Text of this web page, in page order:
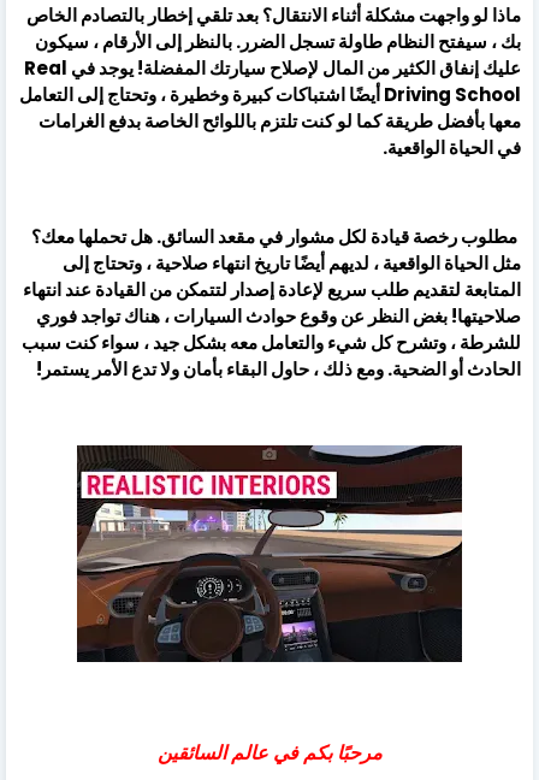
ماذا لو واجهت مشكلة أثناء الانتقال؟ بعد تلقي إخطار بالتصادم الخاص
بك ، سيفتح النظام طاولة تسجل الضرر. بالنظر إلى الأرقام ، سيكون
عليك إنفاق الكثير من المال لإصلاح سيارتك المفضلة! يوجد في Real
Driving School أيضًا اشتباكات كبيرة وخطيرة ، وتحتاج إلى التعامل
معها بأفضل طريقة كما لو كنت تلتزم باللوائح الخاصة بدفع الغرامات
في الحياة الواقعية.
مطلوب رخصة قيادة لكل مشوار في مقعد السائق. هل تحملها معك؟
مثل الحياة الواقعية ، لديهم أيضًا تاريخ انتهاء صلاحية ، وتحتاج إلى
المتابعة لتقديم طلب سريع لإعادة إصدار لتتمكن من القيادة عند انتهاء
صلاحيتها! بغض النظر عن وقوع حوادث السيارات ، هناك تواجد فوري
للشرطة ، وتشرح كل شيء والتعامل معه بشكل جيد ، سواء كنت سبب
الحادث أو الضحية. ومع ذلك ، حاول البقاء بأمان ولا تدع الأمر يستمر!
مرحبًا بكم في عالم السائقين